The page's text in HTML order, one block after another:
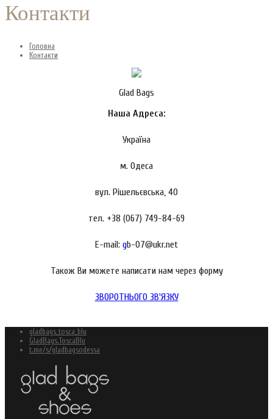
Контакти
Головна
Контакти
Glad Bags
Наша Адреса:
Україна
м. Одеса
вул. Рішельєвська, 40
тел. +38 (067) 749-84-69
E-mail: gb-07@ukr.net
Також Ви можете написати нам через форму
ЗВОРОТНЬОГО ЗВ'ЯЗКУ
gladbags_tosca_blu
GladBags.ToscaBlu
t.me/s/gladbagsodessa